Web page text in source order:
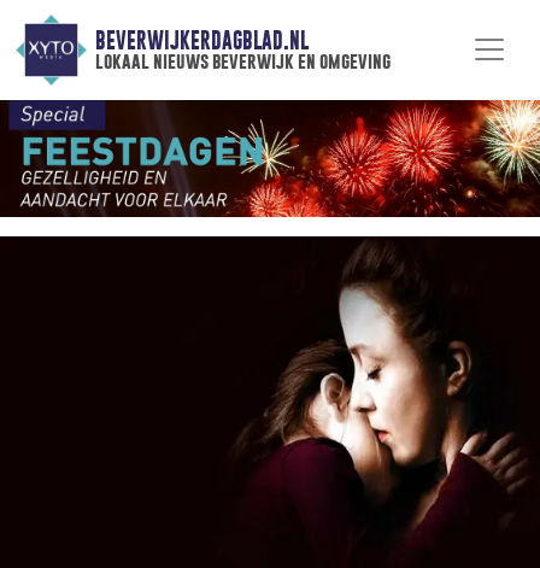
BEVERWIJKERDAGBLAD.NL
lokaal nieuws beverwijk en omgeving